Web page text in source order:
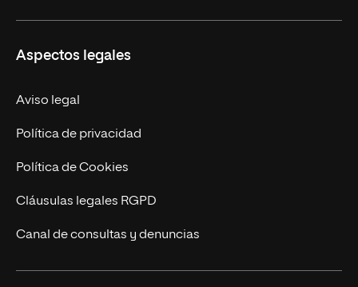
Trabaja en UNIR
Actualidad
Contacto
Aspectos legales
Aviso legal
Política de privacidad
Política de Cookies
Cláusulas legales RGPD
Canal de consultas y denuncias